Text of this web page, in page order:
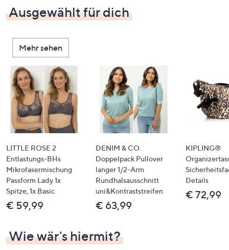
Ausgewählt für dich
Mehr sehen
LITTLE ROSE 2
Entlastungs-BHs
Mikrofasermischung
Passform Lady 1x
Spitze, 1x Basic
€ 59,99
DENIM & CO.
Doppelpack Pullover
langer 1/2-Arm
Rundhalsausschnitt
uni&Kontraststreifen
€ 63,99
KIPLING®
Details
€ 72,99
Wie wär's hiermit?